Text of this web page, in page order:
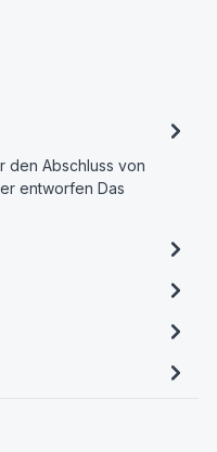
den Abschluss von
entworfen Das